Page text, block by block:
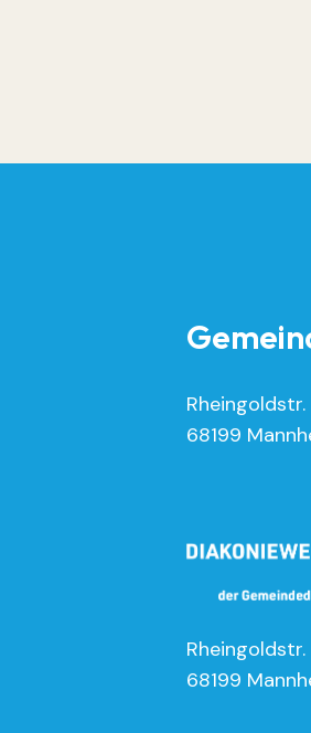
Rheingoldstr.
68199
Rheingoldstr.
68199